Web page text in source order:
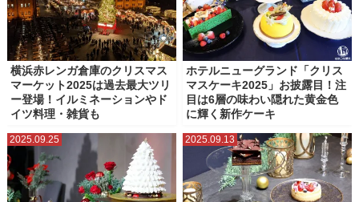
横浜赤レンガ倉庫のクリスマス
マーケット2025は過去最大ツリ
ー登場！イルミネーションやド
イツ料理・雑貨も
ホテルニューグランド「クリス
マスケーキ2025」お披露目！注
目は6層の味わい隠れた黄金色
に輝く新作ケーキ
2025.09.25 2025.09.13